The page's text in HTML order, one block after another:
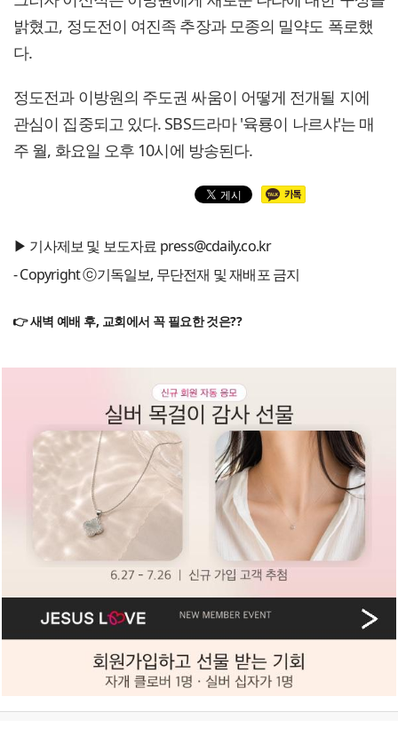
밝혔고, 정도전이 여진족 추장과 모종의 밀약도 폭로했
다.
정도전과 이방원의 주도권 싸움이 어떻게 전개될 지에
관심이 집중되고 있다. SBS드라마 '육룡이 나르샤'는 매
주 월, 화요일 오후 10시에 방송된다.
▶ 기사제보 및 보도자료 press@cdaily.co.kr
- Copyright ⓒ기독일보, 무단전재 및 재배포 금지
👉 새벽 예배 후, 교회에서 꼭 필요한 것은??